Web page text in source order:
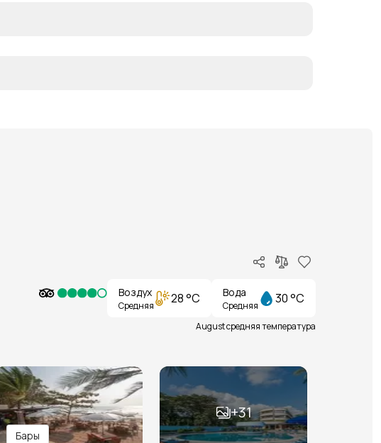
Воздух
Средняя 28 °C Вода
Средняя 30 °C
August средняя температура
Бары
+31